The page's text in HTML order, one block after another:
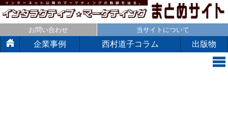
お問い合わせ 当サイトについて
企業事例 西村道子コラム 出版物